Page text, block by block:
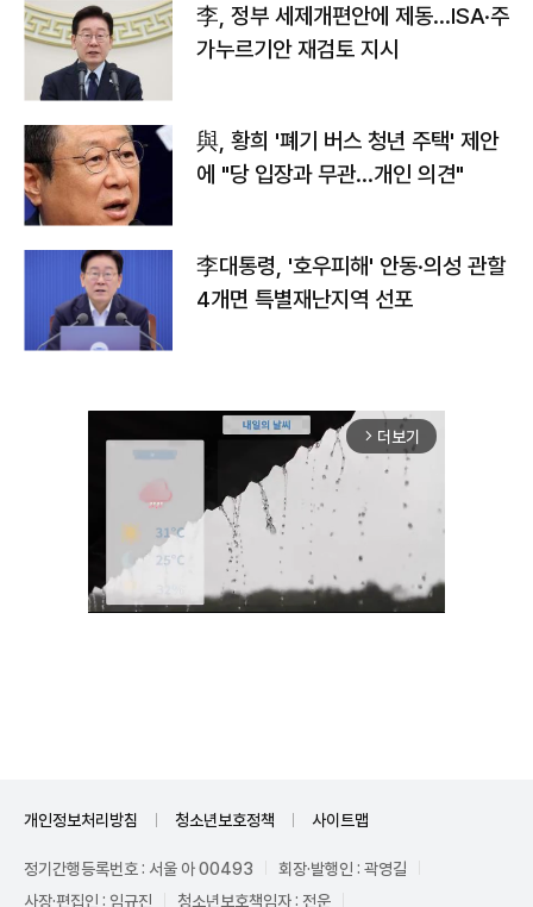
李, 정부 세제개편안에 제동…ISA·주
가누르기안 재검토 지시
與, 황희 '폐기 버스 청년 주택' 제안
에 "당 입장과 무관…개인 의견"
李대통령, '호우피해' 안동·의성 관할
4개면 특별재난지역 선포
arrow_forward_ios 더보기
개인정보처리방침 청소년보호정책 사이트맵
정기간행등록번호 : 서울 아 00493
회장·발행인 : 곽영길
사장·편집인 : 임규진
청소년보호책임자 : 전운